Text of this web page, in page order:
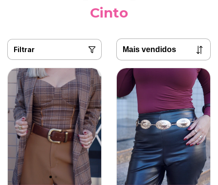
Cinto
Filtrar